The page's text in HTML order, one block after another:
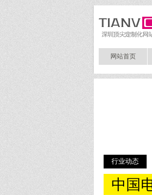
网站首页
行业动态
中国